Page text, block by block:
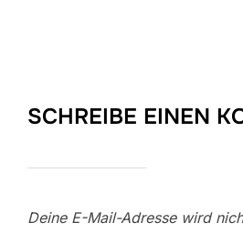
SCHREIBE EINEN
Deine E-Mail-Adresse wird